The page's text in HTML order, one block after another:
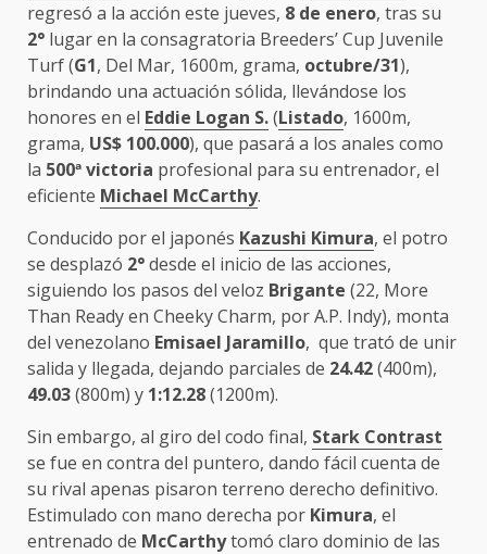
regresó a la acción este jueves, 8 de enero, tras su
2° lugar en la consagratoria Breeders’ Cup Juvenile
Turf (G1, Del Mar, 1600m, grama, octubre/31),
brindando una actuación sólida, llevándose los
honores en el Eddie Logan S.(Listado, 1600m,
grama, US$ 100.000), que pasará a los anales como
la 500ªvictoria profesional para su entrenador, el
eficiente Michael McCarthy.
Conducido por el japonés Kazushi Kimura, el potro
se desplazó 2°desde el inicio de las acciones,
siguiendo los pasos del veloz Brigante (22, More
Than Ready en Cheeky Charm, por A.P. Indy), monta
del venezolano Emisael Jaramillo, que trató de unir
salida y llegada, dejando parciales de 24.42(400m),
49.03(800m) y 1:12.28(1200m).
Sin embargo, al giro del codo final, Stark Contrast
se fue en contra del puntero, dando fácil cuenta de
su rival apenas pisaron terreno derecho definitivo.
Estimulado con mano derecha por Kimura, el
entrenado de McCarthytomó claro dominio de las